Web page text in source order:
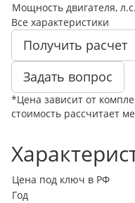
Мощность двигателя, л.с.
Все характеристики
Получить расчет
Задать вопрос
*Цена зависит от
стоимость рассчитает
Цена под ключ в РФ
Год